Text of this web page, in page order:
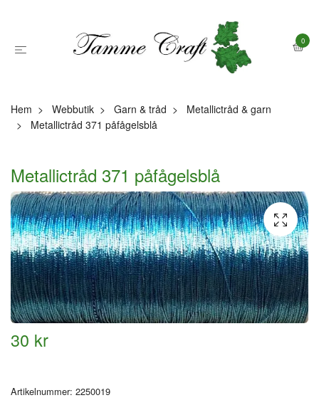
0
Hem Webbutik Garn & tråd
Metallictråd & garn
Metallictråd 371 påfågelsblå
Metallictråd 371 påfågelsblå
30 kr
Artikelnummer: 2250019